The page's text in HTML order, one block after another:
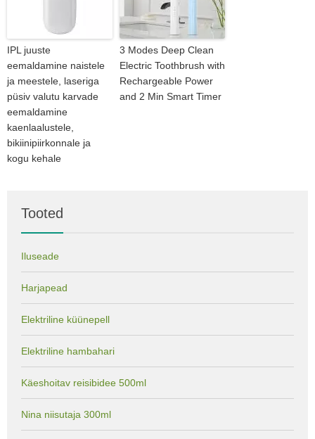
IPL juuste
eemaldamine naistele
ja meestele, laseriga
püsiv valutu karvade
eemaldamine
kaenlaalustele,
bikiinipiirkonnale ja
kogu kehale
3 Modes Deep Clean
Electric Toothbrush with
Rechargeable Power
and 2 Min Smart Timer
Tooted
Iluseade
Harjapead
Elektriline küünepell
Elektriline hambahari
Käeshoitav reisibidee 500ml
Nina niisutaja 300ml